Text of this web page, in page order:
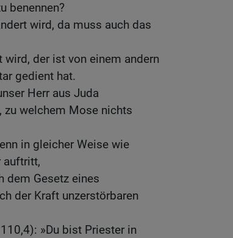
benennen?
wird, da muss auch das
wird, der ist von einem andern
gedient hat.
Herr aus Juda
zu welchem Mose nichts
in gleicher Weise wie
auftritt,
dem Gesetz eines
der Kraft unzerstörbaren
»Du bist Priester in